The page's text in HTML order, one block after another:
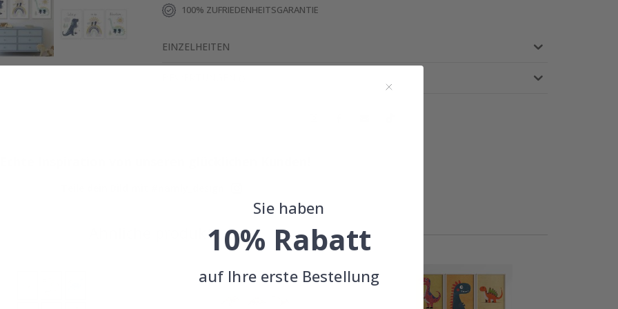
100% ZUFRIEDENHEITSGARANTIE
EINZELHEITEN
Ähnliche produkte
Sie haben
10% Rabatt
auf Ihre erste Bestellung